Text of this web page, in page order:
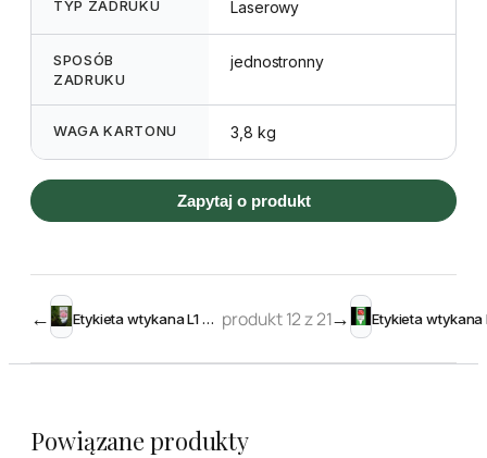
TYP ZADRUKU Laserowy
SPOSÓB
ZADRUKU
jednostronny
WAGA KARTONU 3,8 kg
Zapytaj o produkt
← Etykieta wtykana L1 52 x 135 mm (2500szt.) produkt 12 z 21→
Powiązane produkty